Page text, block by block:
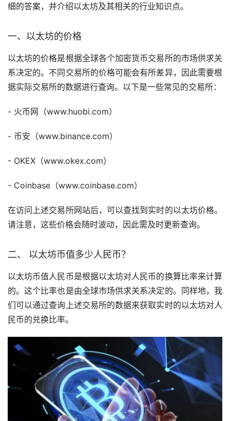
细的答案，并介绍以太坊及其相关的行业知识点。
一、以太坊的价格
以太坊的价格是根据全球各个加密货币交易所的市场供求关
系决定的。不同交易所的价格可能会有所差异，因此需要根
据实际交易所的数据进行查询。以下是一些常见的交易所：
- 火币网（www.huobi.com）
- 币安 （www.binance.com）
- OKEX（www.okex.com）
- Coinbase（www.coinbase.com）
在访问上述交易所网站后，可以查找到实时的以太坊价格。
请注意，这些价格会随时波动，因此需及时更新查询。
二、 以太坊币值多少人民币？
以太坊币值人民币是根据以太坊对人民币的换算比率来计算
的。这个比率也是由全球市场供求关系决定的。同样地，我
们可以通过查询上述交易所的数据来获取实时的以太坊对人
民币的兑换比率。